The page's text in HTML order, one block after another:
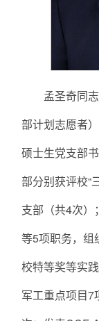
孟圣奇同
部计划志愿者
硕士生党支部
部分别获评校“
支部（共4次）
等5项职务，组
校特等奖等实
军工重点项目7